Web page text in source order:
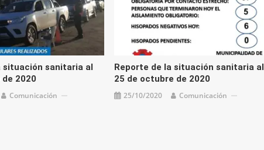
situación sanitaria al
2020
Comunicación
Reporte de la situación sanitaria al
25 de octubre de 2020
25/10/2020 Comunicación